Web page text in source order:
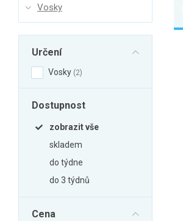
Koupelna
Zahrada
Textil, koberce
Trampolíny
Vosky
Určení
Vosky 2
Dostupnost
zobrazit vše
skladem
do týdne
do 3 týdnů
Cena